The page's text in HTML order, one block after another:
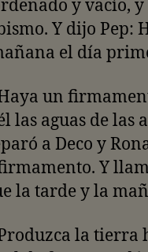
y vacío,
Y dijo Pep:
el día
un
las aguas de las
a Deco y
Y
la tarde y la
la tierra